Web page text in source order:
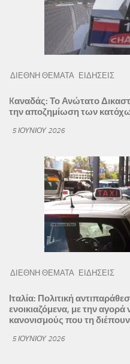
ΔΙΕΘΝΗ ΘΕΜΑΤΑ ΕΙΔΗΣΕΙΣ
Kαναδάς: Το Ανώτατο
την αποζημίωση των
5 ΙΟΥΝΊΟΥ 2026
ΔΙΕΘΝΗ ΘΕΜΑΤΑ ΕΙΔΗΣΕΙΣ
Ιταλία: Πολιτική
ενοικιαζόμενα, με την
κανονισμούς που τη διέπουν
5 ΙΟΥΝΊΟΥ 2026